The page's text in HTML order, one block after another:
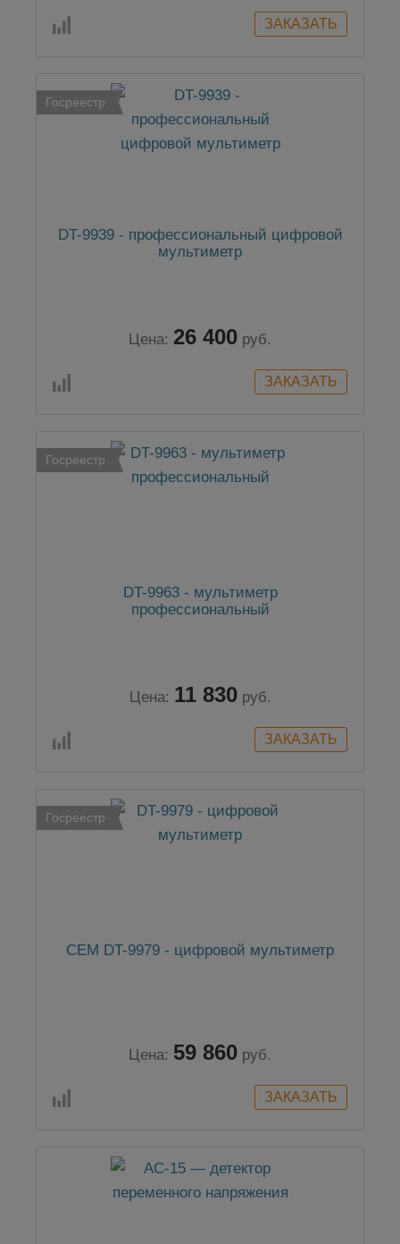
Госреестр
DT-9939 - профессиональный цифровой
мультиметр
Цена: 26 400 руб.
Госреестр
DT-9963 - мультиметр
профессиональный
Цена: 11 830 руб.
Госреестр
CEM DT-9979 - цифровой мультиметр
Цена: 59 860 руб.